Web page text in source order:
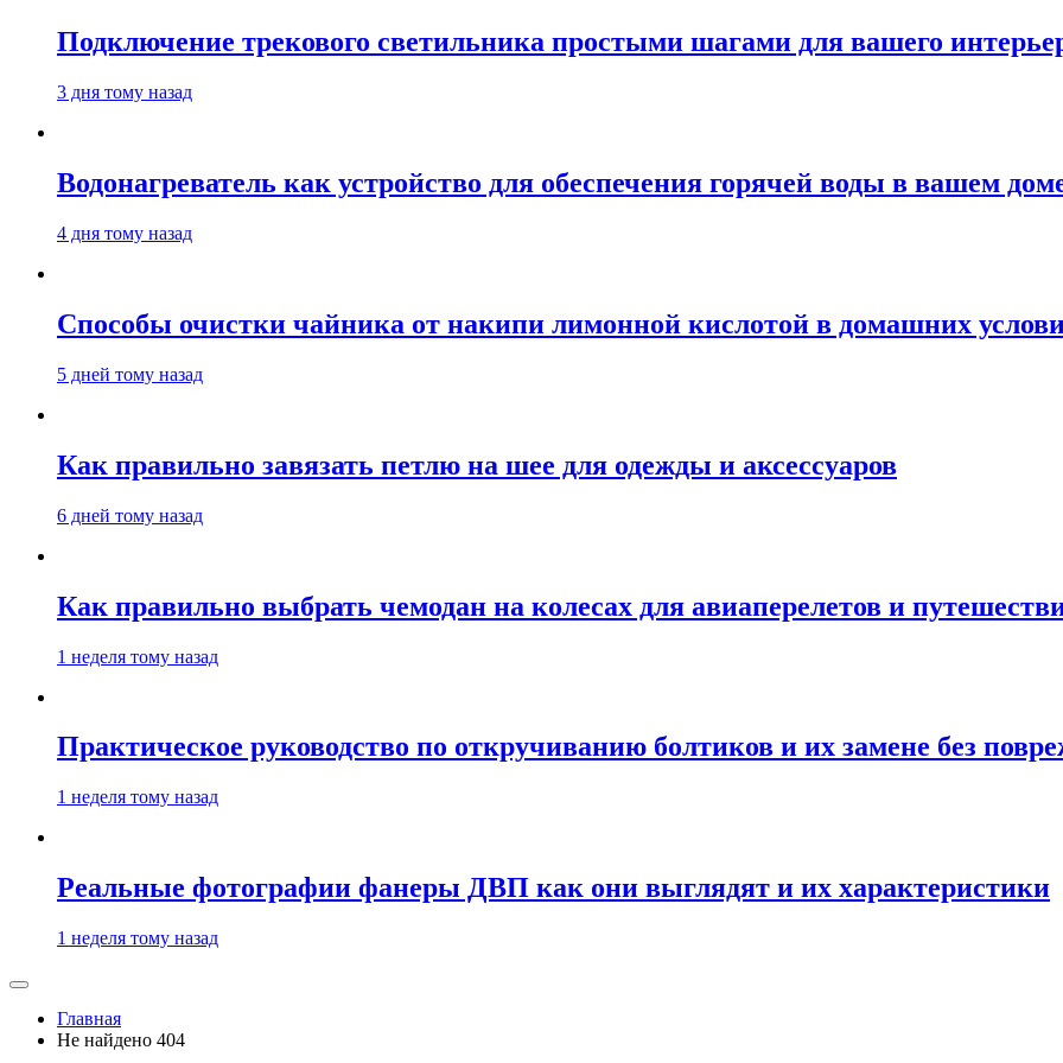
Подключение трекового светильника простыми шагами для вашего
3 дня тому назад
Водонагреватель как устройство для обеспечения горячей воды в вашем
4 дня тому назад
Способы очистки чайника от накипи лимонной кислотой в домашних
5 дней тому назад
Как правильно завязать петлю на шее для одежды и аксессуаров
6 дней тому назад
Как правильно выбрать чемодан на колесах для авиаперелетов и
1 неделя тому назад
Практическое руководство по откручиванию болтиков и их замене без
1 неделя тому назад
Реальные фотографии фанеры ДВП как они выглядят и их характеристики
1 неделя тому назад
Главная
Не найдено 404